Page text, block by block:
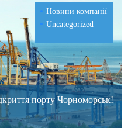
Новини компанії
Uncategorized
порту Чорноморськ!